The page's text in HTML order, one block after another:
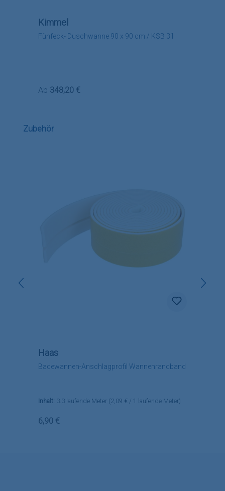
Fünfeck- Duschwanne 90 x 90 cm / KSB 31
Kimmel
Regulärer Preis:
Ab 348,20 €
Produktgalerie überspringen
Zubehör
Badewannen-Anschlagprofil Wannenrandband
Haas
Inhalt: 3.3 laufende Meter (2,09 € / 1 laufende Meter)
Regulärer Preis:
6,90 €